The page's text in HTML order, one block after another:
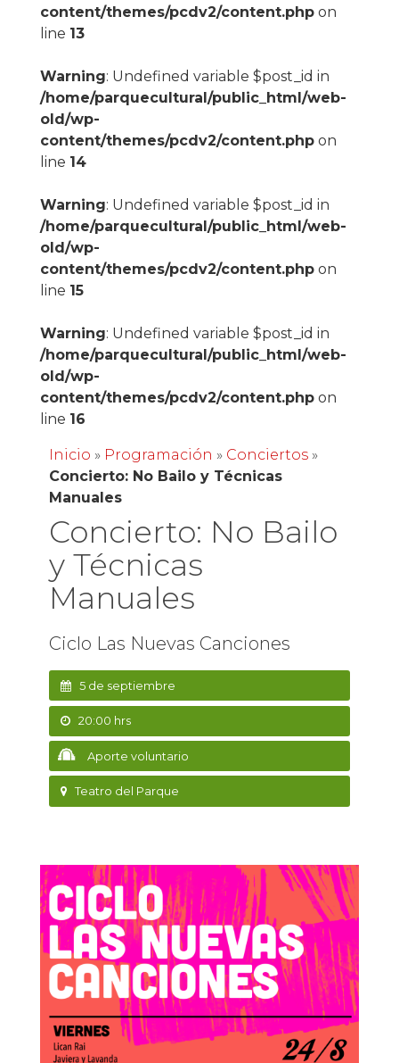
content/themes/pcdv2/content.phpon
line 13
Warning: Undefined variable $post_id in
/home/parquecultural/public_html/web-
old/wp-
content/themes/pcdv2/content.phpon
line 14
Warning: Undefined variable $post_id in
/home/parquecultural/public_html/web-
old/wp-
content/themes/pcdv2/content.phpon
line 15
Warning: Undefined variable $post_id in
/home/parquecultural/public_html/web-
old/wp-
content/themes/pcdv2/content.phpon
line 16
Inicio » Programación » Conciertos»
Concierto: No Bailo y Técnicas
Manuales
Concierto: No Bailo
y Técnicas
Manuales
Ciclo Las Nuevas Canciones
5 de septiembre
20:00 hrs
Aporte voluntario
Teatro del Parque